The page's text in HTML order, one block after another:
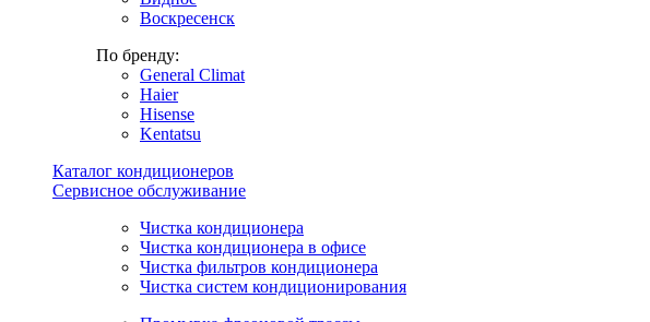
Воскресенск
По бренду:
General Climat
Haier
Hisense
Kentatsu
Каталог кондиционеров
Сервисное обслуживание
Чистка кондиционера
Чистка кондиционера в офисе
Чистка фильтров кондиционера
Чистка систем кондиционирования